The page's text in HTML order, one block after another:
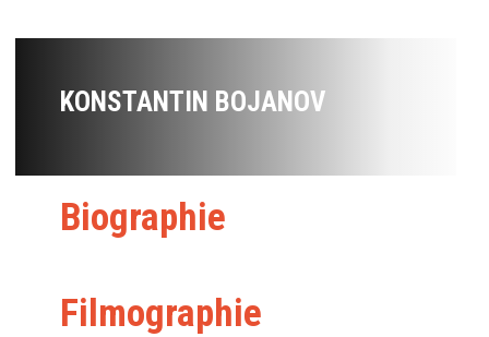
KONSTANTIN BOJANOV
Biographie
Filmographie